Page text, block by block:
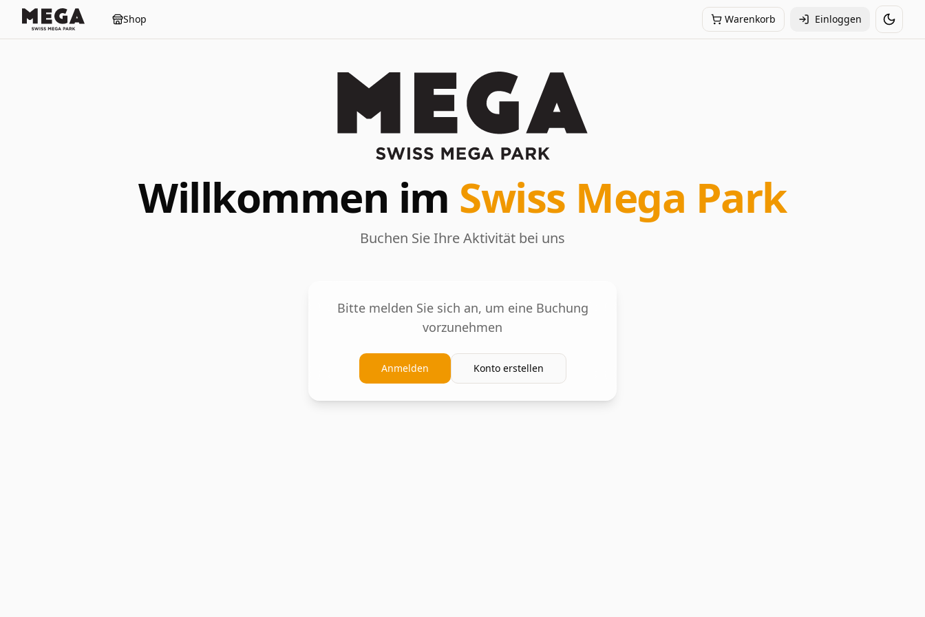
Shop Warenkorb Einloggen Toggle
Willkommen im Swiss Mega Park
Buchen Sie Ihre Aktivität bei uns
Bitte melden Sie sich an, um eine Buchung
vorzunehmen
Anmelden Konto erstellen